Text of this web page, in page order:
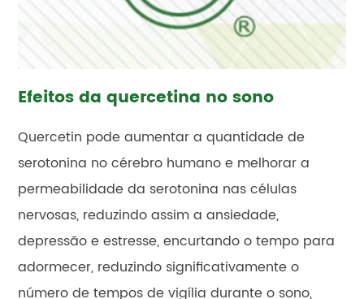
Efeitos da quercetina no sono
Quercetin pode aumentar a quantidade de
serotonina no cérebro humano e melhorar a
permeabilidade da serotonina nas células
nervosas, reduzindo assim a ansiedade,
depressão e estresse, encurtando o tempo para
adormecer, reduzindo significativamente o
número de tempos de vigília durante o sono,